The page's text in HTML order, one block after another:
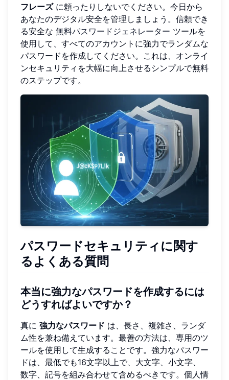
フレーズに頼ったりしないでください。今日から
あなたのデジタル安全を管理しましょう。信頼でき
る安全な 無料パスワードジェネレーター ツールを
使用して、すべてのアカウントに強力でランダムな
パスワードを作成してください。これは、オンライ
ンセキュリティを大幅に向上させるシンプルで無料
のステップです。
パスワードセキュリティに関す
るよくある質問
本当に強力なパスワードを作成するには
どうすればよいですか？
真に 強力なパスワード は、長さ、複雑さ、ランダ
ム性を兼ね備えています。最善の方法は、専用のツ
ールを使用して生成することです。強力なパスワー
ドは、最低でも16文字以上で、大文字、小文字、
数字、記号を組み合わせて含めるべきです。個人情